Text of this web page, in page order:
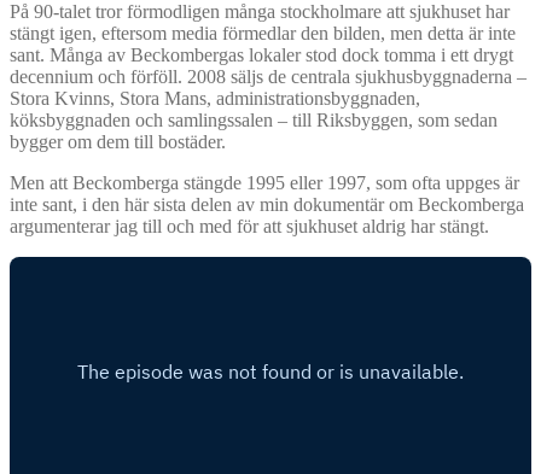
På 90-talet tror förmodligen många stockholmare att sjukhuset har
stängt igen, eftersom media förmedlar den bilden, men detta är inte
sant. Många av Beckombergas lokaler stod dock tomma i ett drygt
decennium och förföll. 2008 säljs de centrala sjukhusbyggnaderna –
Stora Kvinns, Stora Mans, administrationsbyggnaden,
köksbyggnaden och samlingssalen – till Riksbyggen, som sedan
bygger om dem till bostäder.
Men att Beckomberga stängde 1995 eller 1997, som ofta uppges är
inte sant, i den här sista delen av min dokumentär om Beckomberga
argumenterar jag till och med för att sjukhuset aldrig har stängt.